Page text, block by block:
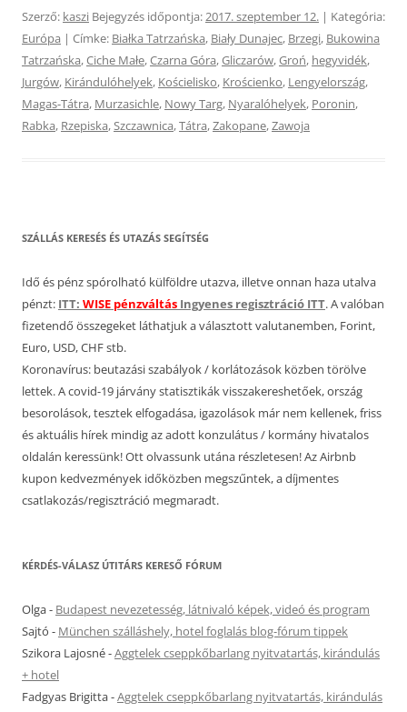
Szerző: kaszi Bejegyzés időpontja:2017. szeptember 12. | Kategória:
Európa | Címke: Białka Tatrzańska, Biały Dunajec, Brzegi, Bukowina
Tatrzańska,Ciche Małe,Czarna Góra,Gliczarów,Groń, hegyvidék,
Jurgów, Kirándulóhelyek, Kościelisko, Krościenko, Lengyelország,
Magas-Tátra, Murzasichle, Nowy Targ, Nyaralóhelyek, Poronin,
Rabka, Rzepiska,Szczawnica,Tátra,Zakopane,Zawoja
SZÁLLÁS KERESÉS ÉS UTAZÁS SEGÍTSÉG
Idő és pénz spórolható külföldre utazva, illetve onnan haza utalva
pénzt: ITT: WISE pénzváltás Ingyenes regisztráció ITT. A valóban
fizetendő összegeket láthatjuk a választott valutanemben, Forint,
Euro, USD, CHF stb.
Koronavírus: beutazási szabályok / korlátozások közben törölve
lettek. A covid-19 járvány statisztikák visszakereshetőek, ország
besorolások, tesztek elfogadása, igazolások már nem kellenek, friss
és aktuális hírek mindig az adott konzulátus / kormány hivatalos
oldalán keressünk! Ott olvassunk utána részletesen! Az Airbnb
kupon kedvezmények időközben megszűntek, a díjmentes
csatlakozás/regisztráció megmaradt.
KÉRDÉS-VÁLASZ ÚTITÁRS KERESŐ FÓRUM
Olga- Budapest nevezetesség, látnivaló képek, videó és program
Sajtó - München szálláshely, hotel foglalás blog-fórum tippek
Szikora Lajosné-Aggtelek cseppkőbarlang nyitvatartás, kirándulás
+ hotel
Fadgyas Brigitta-Aggtelek cseppkőbarlang nyitvatartás, kirándulás